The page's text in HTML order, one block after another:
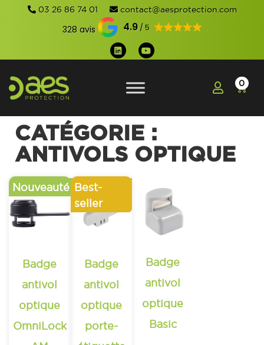
03 26 86 74 01 contact@aesprotection.com
328 avis 4.9
0
CATÉGORIE :
ANTIVOLS OPTIQUE
Badge
antivol
optique
OmniLock
Badge
antivol
optique
porte-
Badge
antivol
optique
Basic